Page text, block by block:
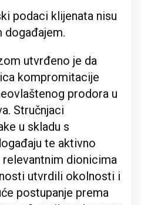
podaci klijenata nisu
događajem.
utvrđeno je da
kompromitacije
prodora u
Stručnjaci
u skladu s
te aktivno
dionicima
utvrdili okolnosti i
postupanje prema